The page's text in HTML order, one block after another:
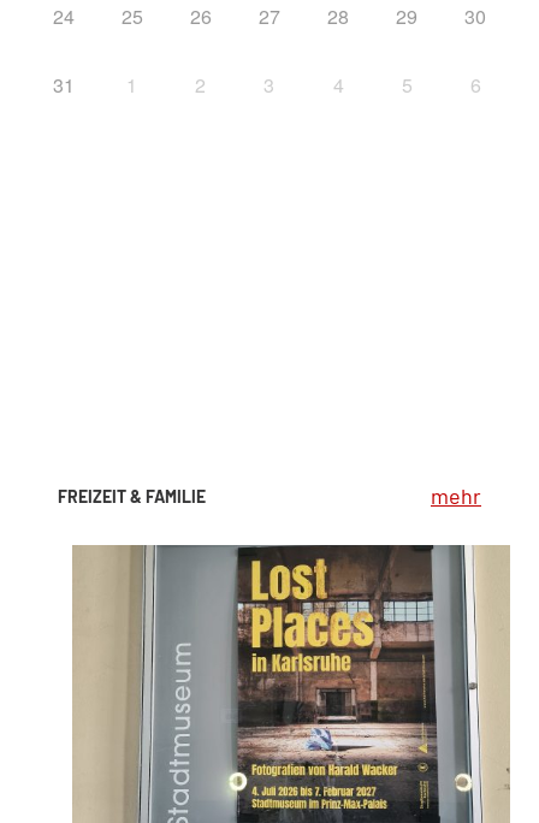
24 25 26 27 28 29 30
31 1 2 3 4 5 6
FREIZEIT & FAMILIE mehr